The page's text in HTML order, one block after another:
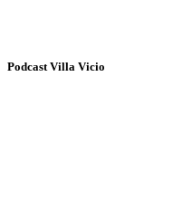
Podcast Villa Vicio